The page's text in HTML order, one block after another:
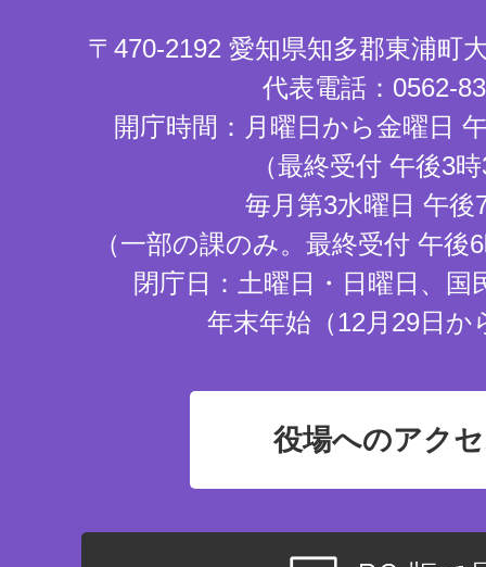
〒470-2192 愛知県知多郡東浦町
代表電話：0562-
開庁時間：月曜日から金曜日
（最終受付 午後3
毎月第3水曜日 午後
（一部の課のみ。最終受付 午
閉庁日：土曜日・日曜日、国
年末年始（12月29日か
役場へのアク